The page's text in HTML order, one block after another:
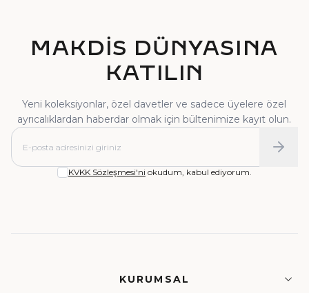
MAKDİS DÜNYASINA
KATILIN
Yeni koleksiyonlar, özel davetler ve sadece üyelere özel
ayrıcalıklardan haberdar olmak için bültenimize kayıt olun.
KVKK Sözleşmesi'ni okudum, kabul ediyorum.
KURUMSAL